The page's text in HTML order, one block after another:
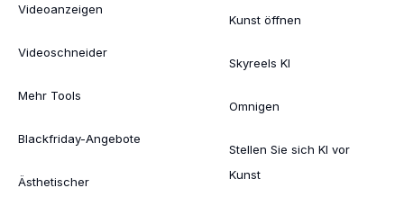
Videoanzeigen
Videoschneider
Mehr Tools
Blackfriday-Angebote
Ästhetischer
Kunst öffnen
Skyreels KI
Omnigen
Stellen Sie sich KI vor
Kunst